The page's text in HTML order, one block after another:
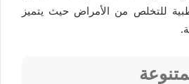
للتخلص من الأمراض حيث يتميز